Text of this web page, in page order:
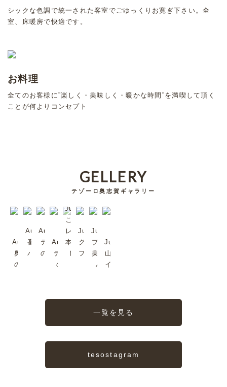
シックな色調で統一された客室でごゆっくりお寛ぎ下さい。全
室、床暖房で快適です。
お料理
全てのお客様に”楽しく・美味しく・暖かな時間”を満喫して頂く
ことが何よりコンセプト
GELLERY
テゾーロ奥志賀ギャラリー
Aug/2023
奥志賀森
の音楽堂
Aug/2023
番頭シン
バくんで
Aug/2023
テゾーロ
のジャズ
2
Aug/2023
テゾーロ
のJazz
Jul/2023
これは超
レア。日
本では珍
しいか
Jul/2023
グリーンタ
フを歩いて
みる？
Jul/2023
プラムも
美味しい
んだよ
Jul/2023
山ノ内町
イイね〜
一覧を見る
tesostagram